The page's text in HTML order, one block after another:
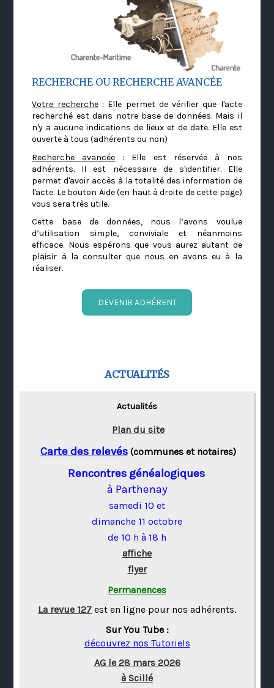
RECHERCHE OU RECHERCHE AVANCÉE
Votre recherche: Elle permet de vérifier que l'acte
recherché est dans notre base de données. Mais il
n'y a aucune indications de lieux et de date. Elle est
ouverte à tous (adhérents ou non)
Recherche avancée : Elle est réservée à nos
adhérents. Il est nécessaire de s'identifier. Elle
permet d'avoir accès à la totalité des information de
l'acte. Le bouton Aide (en haut à droite de cette page)
vous sera très utile.
Cette base de données, nous l’avons voulue
d’utilisation simple, conviviale et néanmoins
efficace. Nous espérons que vous aurez autant de
plaisir à la consulter que nous en avons eu à la
réaliser.
DEVENIR ADHÉRENT
ACTUALITÉS
Actualités
Plan du site
Carte des relevés(communes et notaires)
Rencontres généalogiques
à Parthenay
samedi 10 et
dimanche 11 octobre
de 10 h à 18 h
affiche
flyer
Permanences
La revue 127 est en ligne pour nos adhérents.
Sur You Tube :
découvrez nos Tutoriels
AG le 28 mars 2026
à Scillé